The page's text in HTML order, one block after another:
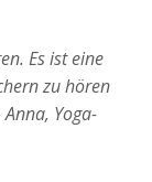
Es ist eine
zu hören
Yoga-